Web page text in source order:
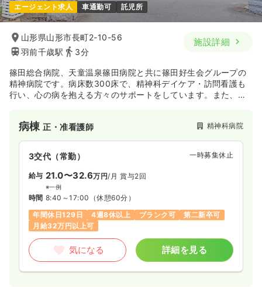
エージェント求人 車通勤可 託児所
山形県山形市長町2-10-56
羽前千歳駅
3分
施設詳細
篠田総合病院、天童温泉篠田病院と共に篠田好生会グループの
精神病院です。病床数300床で、精神科デイケア・訪問看護も
行い、心の病を抱える方々のサポートをしています。また、
す。
病棟正・准看護師 精神科病院
3交代（常勤） 一時募集休止
給与 21.0〜32.6万円/月 賞与2回
※一例
時間 8:40～17:00 （休憩60分）
年間休日129日
4週8休以上 ブランク可
第二新卒可
月給32万円以上可
気になる 詳細を見る